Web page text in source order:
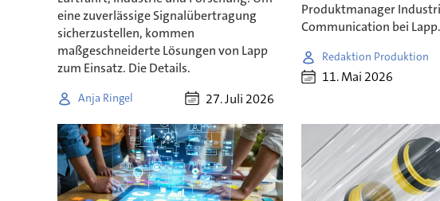
eine zuverlässige Signalübertragung
sicherzustellen, kommen
maßgeschneiderte Lösungen von Lapp
zum Einsatz. Die Details.
Anja Ringel 27. Juli 2026
Produktmanager
Communication bei Lapp.
Redaktion Produktion
11. Mai 2026